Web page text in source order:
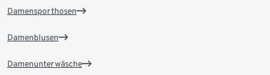
Damensporthosen
Damenblusen
Damenunterwäsche